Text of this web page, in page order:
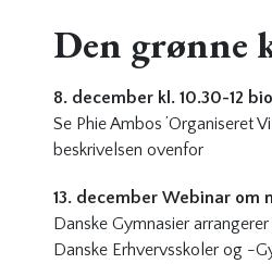
Den grønne
8. december kl. 10.30-12
Se Phie Ambos ’Organiseret
beskrivelsen ovenfor
13. december Webinar om
Danske Gymnasier
Danske Erhvervsskoler og -